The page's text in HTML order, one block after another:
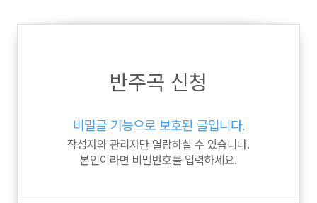
반주곡 신청
비밀글 기능으로 보호된 글입니다.
작성자와 관리자만 열람하실 수 있습니다.
본인이라면 비밀번호를 입력하세요.